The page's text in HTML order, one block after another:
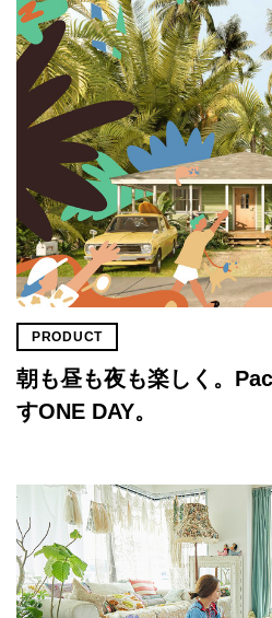
PRODUCT
朝も昼も夜も楽しく。
すONE DAY。